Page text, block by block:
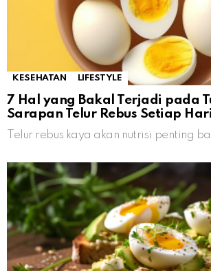
KESEHATAN LIFESTYLE
7 Hal yang Bakal Terjadi pada
Sarapan Telur Rebus Setiap Hari
Telur rebus kaya akan nutrisi penting